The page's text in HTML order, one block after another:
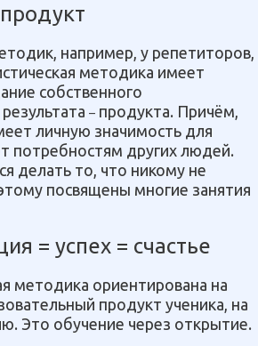
например, у репетиторов,
методика имеет
собственного
– продукта. Причём,
личную значимость для
потребностям других людей.
делать то, что никому не
посвящены многие занятия
= успех = счастье
методика ориентирована на
продукт ученика, на
Это обучение через открытие.